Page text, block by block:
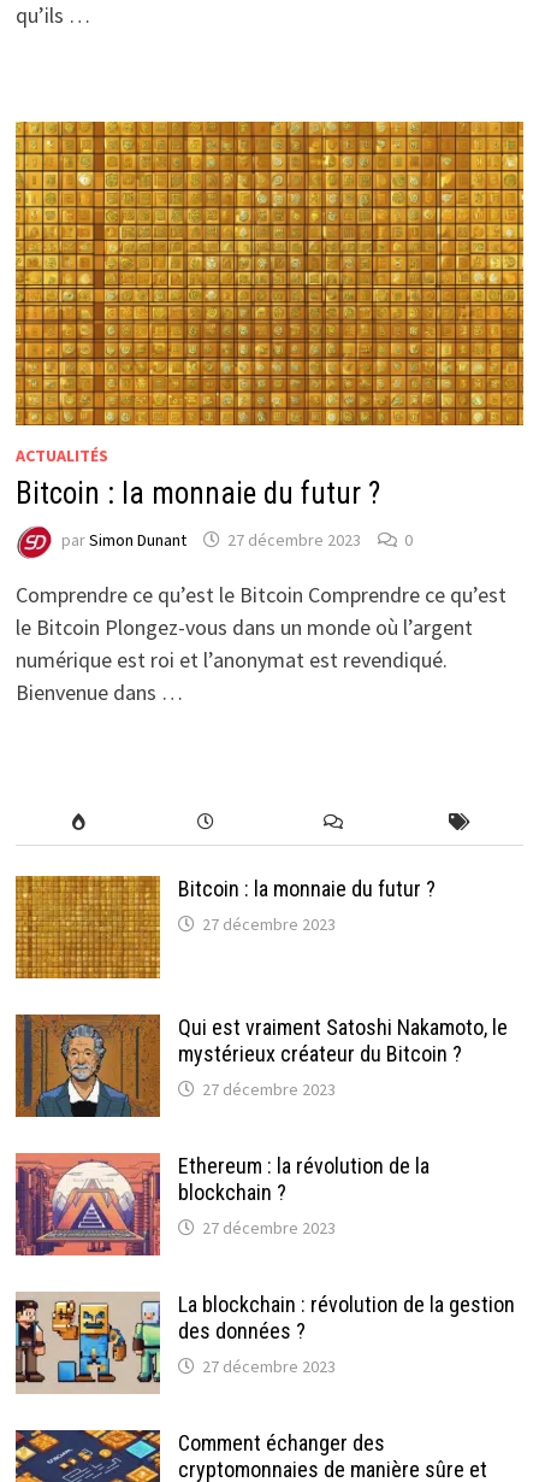
qu’ils …
ACTUALITÉS
Bitcoin : la monnaie du futur ?
parSimon Dunant 27 décembre 2023 0
Comprendre ce qu’est le Bitcoin Comprendre ce qu’est
le Bitcoin Plongez-vous dans un monde où l’argent
numérique est roi et l’anonymat est revendiqué.
Bienvenue dans …
Bitcoin : la monnaie du futur ?
27 décembre 2023
Qui est vraiment Satoshi Nakamoto, le
mystérieux créateur du Bitcoin ?
27 décembre 2023
Ethereum : la révolution de la
blockchain ?
27 décembre 2023
La blockchain : révolution de la gestion
des données ?
27 décembre 2023
Comment échanger des
cryptomonnaies de manière sûre et